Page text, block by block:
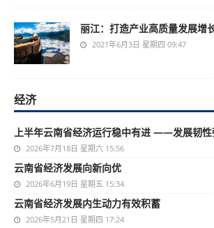
丽江：打造产业高质量发展增
2021年6月3日 星期四 09:47
经济
上半年云南省经济运行稳中有进 ——发展韧
2026年7月18日 星期六 15:56
云南省经济发展向新向优
2026年6月19日 星期五 15:34
云南省经济发展内生动力有效积蓄
2026年5月21日 星期四 17:24